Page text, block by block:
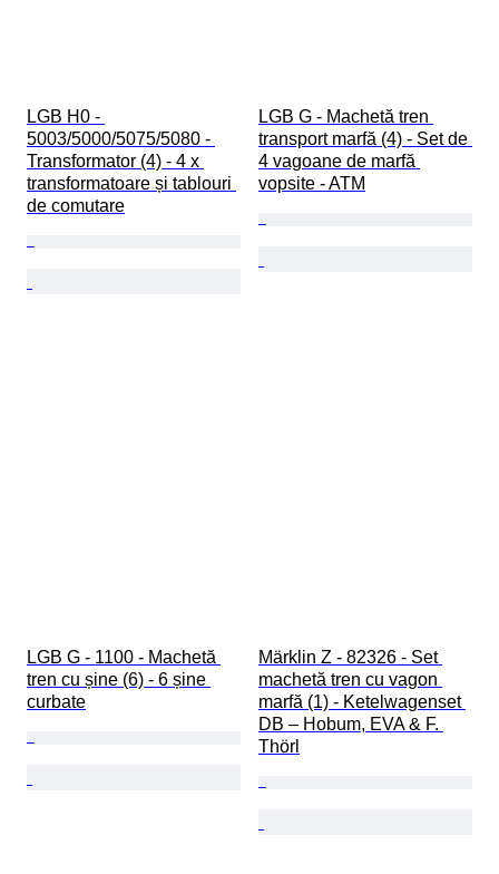
LGB H0 -
5003/5000/5075/5080 -
Transformator (4) - 4 x
transformatoare și tablouri
de comutare
LGB G - Machetă tren
transport marfă (4) - Set de
4 vagoane de marfă
vopsite - ATM
LGB G - 1100 - Machetă
tren cu șine (6) - 6 șine
curbate
Märklin Z - 82326 - Set
machetă tren cu vagon
marfă (1) - Ketelwagenset
DB – Hobum, EVA & F.
Thörl